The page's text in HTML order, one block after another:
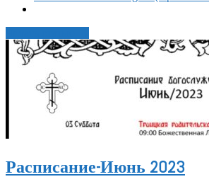
Расписание-Июнь 2023